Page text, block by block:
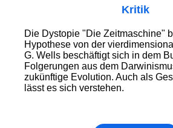
Kritik
Die Dystopie "Die Zeitmaschine"
Hypothese von der
G. Wells beschäftigt sich in dem
Folgerungen aus dem
zukünftige Evolution. Auch als
lässt es sich verstehen.